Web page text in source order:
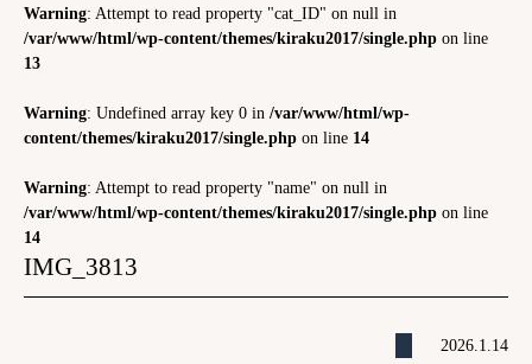
Warning: Attempt to read property "cat_ID" on null in
/var/www/html/wp-content/themes/kiraku2017/single.php on line
13
Warning: Undefined array key 0 in /var/www/html/wp-
content/themes/kiraku2017/single.php on line 14
Warning: Attempt to read property "name" on null in
/var/www/html/wp-content/themes/kiraku2017/single.php on line
14
IMG_3813
2026.1.14